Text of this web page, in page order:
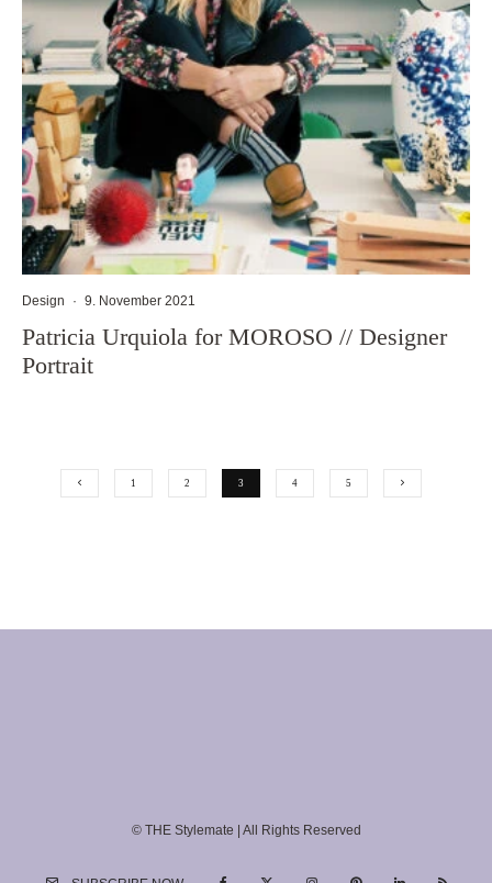
Design · 9. November 2021
Patricia Urquiola for MOROSO // Designer
Portrait
1 2 3 4 5
© THE Stylemate | All Rights Reserved